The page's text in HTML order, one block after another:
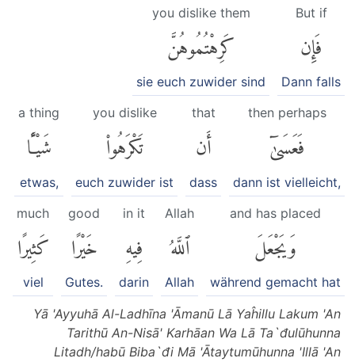
But if
فَإِن
Dann falls
you dislike them
كَرِهْتُمُوهُنَّ
sie euch zuwider sind
then perhaps
فَعَسَىٰٓ
dann ist vielleicht,
that
أَن
dass
you dislike
تَكْرَهُوا۟
euch zuwider ist
a thing
شَيْـًٔا
etwas,
and has placed
وَيَجْعَلَ
während gemacht hat
Allah
ٱللَّهُ
Allah
in it
فِيهِ
darin
good
خَيْرًا
Gutes.
much
كَثِيرًا
viel
Yā 'Ayyuhā Al-Ladhīna 'Āmanū Lā Yaĥillu Lakum 'An
Tarithū An-Nisā' Karhāan Wa Lā Ta`đulūhunna
Litadh/habū Biba`đi Mā 'Ātaytumūhunna 'Illā 'An